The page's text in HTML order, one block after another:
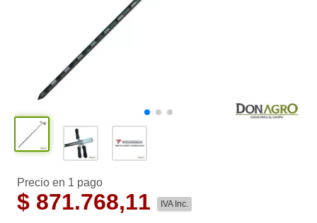
Precio en 1 pago
$ 871.768,11 IVA Inc.